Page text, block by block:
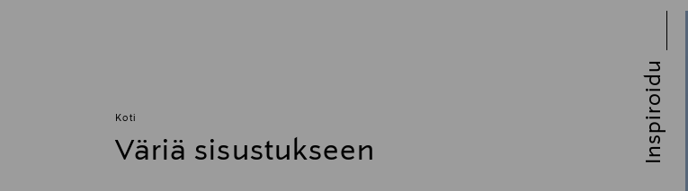
Koti
Väriä sisustukseen Inspiroidu